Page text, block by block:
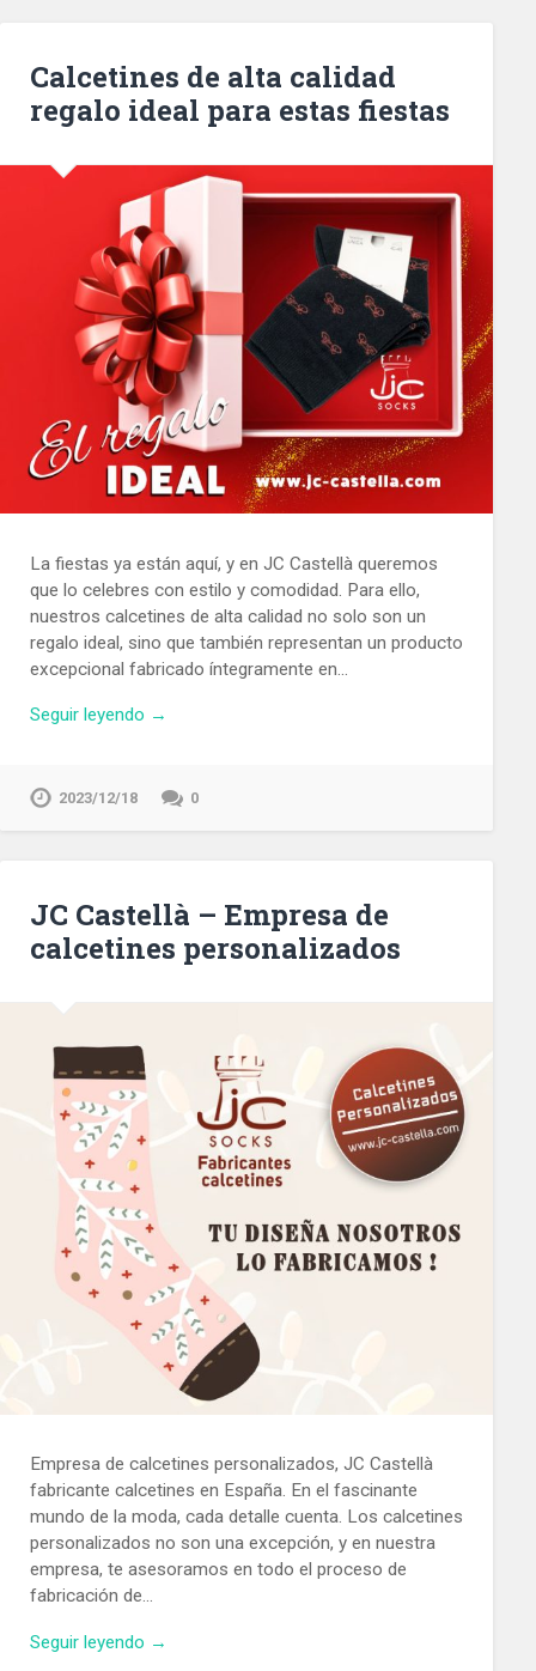
Calcetines de alta calidad
regalo ideal para estas fiestas
La fiestas ya están aquí, y en JC Castellà queremos
que lo celebres con estilo y comodidad. Para ello,
nuestros calcetines de alta calidad no solo son un
regalo ideal, sino que también representan un producto
excepcional fabricado íntegramente en…
Seguir leyendo →
2023/12/18 0
JC Castellà – Empresa de
calcetines personalizados
Empresa de calcetines personalizados, JC Castellà
fabricante calcetines en España. En el fascinante
mundo de la moda, cada detalle cuenta. Los calcetines
personalizados no son una excepción, y en nuestra
empresa, te asesoramos en todo el proceso de
fabricación de…
Seguir leyendo →